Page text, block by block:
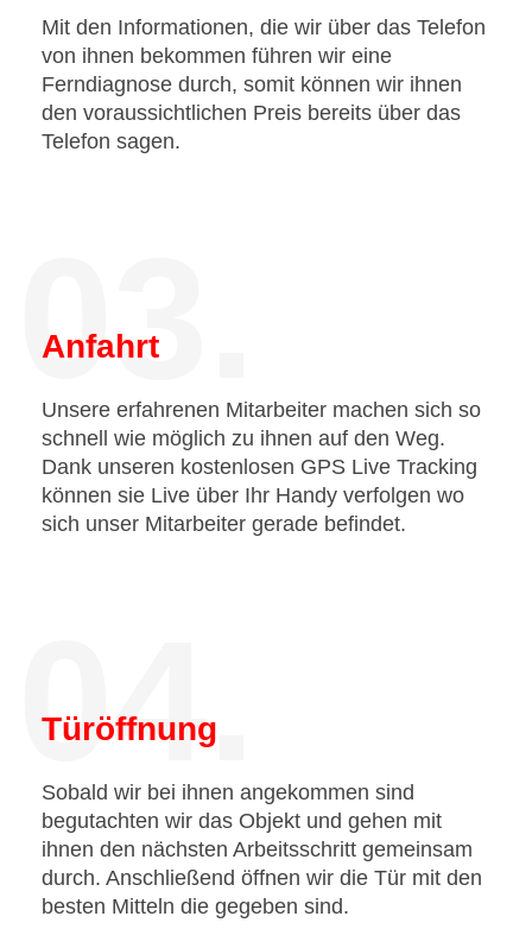
Mit den Informationen, die wir über das Telefon
von ihnen bekommen führen wir eine
Ferndiagnose durch, somit können wir ihnen
den voraussichtlichen Preis bereits über das
Telefon sagen.
03.
Anfahrt
Unsere erfahrenen Mitarbeiter machen sich so
schnell wie möglich zu ihnen auf den Weg.
Dank unseren kostenlosen GPS Live Tracking
können sie Live über Ihr Handy verfolgen wo
sich unser Mitarbeiter gerade befindet.
04.
Türöffnung
Sobald wir bei ihnen angekommen sind
begutachten wir das Objekt und gehen mit
ihnen den nächsten Arbeitsschritt gemeinsam
durch. Anschließend öffnen wir die Tür mit den
besten Mitteln die gegeben sind.